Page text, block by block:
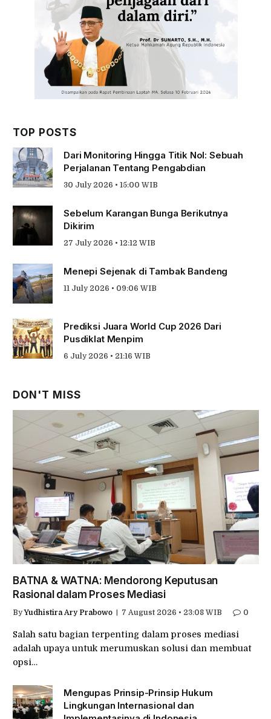
TOP POSTS
Dari Monitoring Hingga Titik Nol: Sebuah
Perjalanan Tentang Pengabdian
30 July 2026 • 15:00 WIB
Sebelum Karangan Bunga Berikutnya
Dikirim
27 July 2026 • 12:12 WIB
Menepi Sejenak di Tambak Bandeng
11 July 2026 • 09:06 WIB
Prediksi Juara World Cup 2026 Dari
Pusdiklat Menpim
6 July 2026 • 21:16 WIB
DON'T MISS
BATNA & WATNA: Mendorong Keputusan
Rasional dalam Proses Mediasi
By Yudhistira Ary Prabowo 7 August 2026 • 23:08 WIB 0
Salah satu bagian terpenting dalam proses mediasi
adalah upaya untuk merumuskan solusi dan membuat
opsi…
Mengupas Prinsip-Prinsip Hukum
Lingkungan Internasional dan